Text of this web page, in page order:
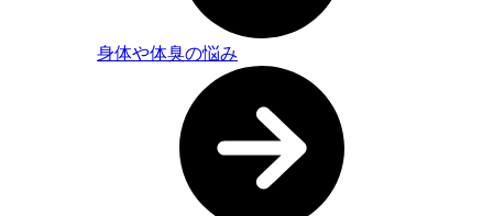
身体や体臭の悩み